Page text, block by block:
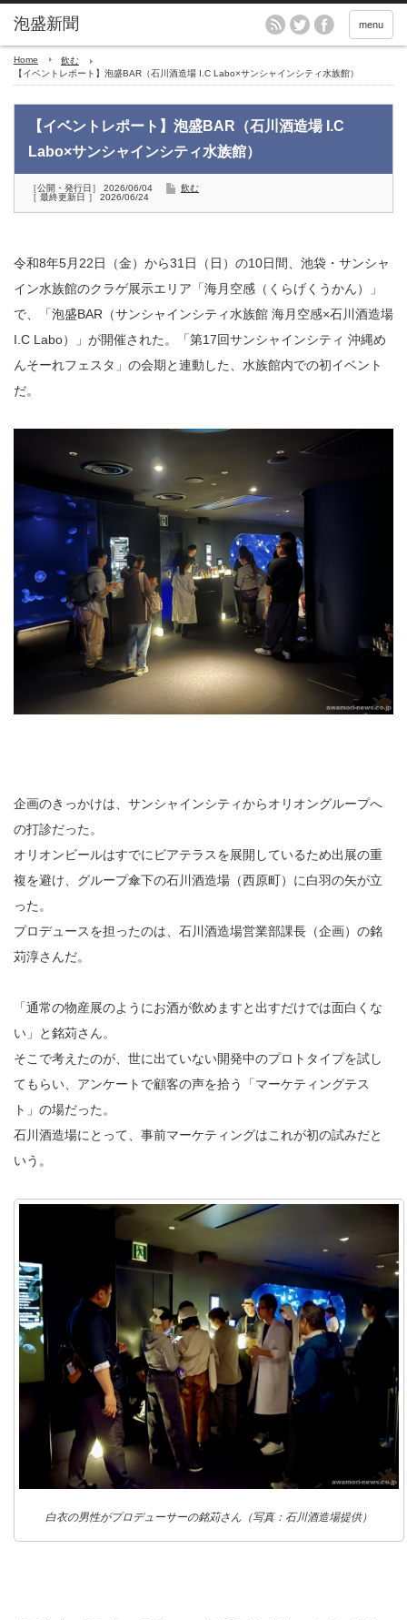
menu
Home
飲む
【イベントレポート】泡盛BAR（石川酒造場 I.C Labo×サンシャインシティ水族館）
【イベントレポート】泡盛BAR（石川酒造場 I.C
Labo×サンシャインシティ水族館）
［公開・発行日］ 2026/06/04
［ 最終更新日 ］ 2026/06/24
飲む
令和8年5月22日（金）から31日（日）の10日間、池袋・サンシャ
イン水族館のクラゲ展示エリア「海月空感（くらげくうかん）」
で、「泡盛BAR（サンシャインシティ水族館 海月空感×石川酒造場
I.C Labo）」が開催された。「第17回サンシャインシティ 沖縄め
んそーれフェスタ」の会期と連動した、水族館内での初イベント
だ。
企画のきっかけは、サンシャインシティからオリオングループへ
の打診だった。
オリオンビールはすでにビアテラスを展開しているため出展の重
複を避け、グループ傘下の石川酒造場（西原町）に白羽の矢が立
った。
プロデュースを担ったのは、石川酒造場営業部課長（企画）の銘
苅淳さんだ。
「通常の物産展のようにお酒が飲めますと出すだけでは面白くな
い」と銘苅さん。
そこで考えたのが、世に出ていない開発中のプロトタイプを試し
てもらい、アンケートで顧客の声を拾う「マーケティングテス
ト」の場だった。
石川酒造場にとって、事前マーケティングはこれが初の試みだと
いう。
白衣の男性がプロデューサーの銘苅さん（写真：石川酒造場提供）